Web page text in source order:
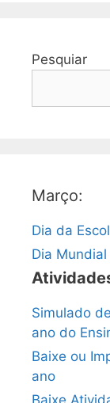
Pesquiar
Março:
Dia da
Dia
Simulado
ano do
Baixe ou
ano
Baixe